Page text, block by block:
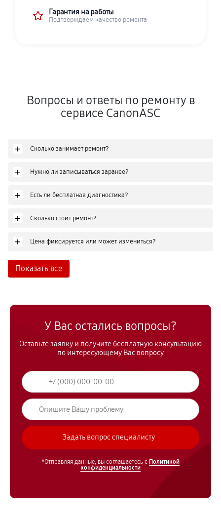
Гарантия на работы
Подтверждаем качество ремонта
Вопросы и ответы по ремонту в
сервисе CanonASC
+ Сколько занимает ремонт?
+ Нужно ли записываться заранее?
+ Есть ли бесплатная диагностика?
+ Сколько стоит ремонт?
+ Цена фиксируется или может измениться?
Показать все
У Вас остались вопросы?
Оставьте заявку и получите бесплатную консультацию
по интересующему Вас вопросу
*Отправляя данные, вы соглашаетесь с Политикой
конфиденциальности